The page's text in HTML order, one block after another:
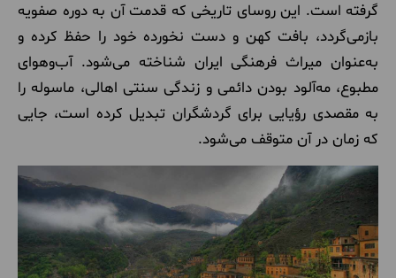
گرفته است. این روسای تاریخی که قدمت آن به دوره صفویه
بازمی‌گردد، بافت کهن و دست نخورده خود را حفظ کرده و
به‌عنوان میراث فرهنگی ایران شناخته می‌شود. آب‌وهوای
مطبوع، مه‌آلود بودن دائمی و زندگی سنتی اهالی، ماسوله را
به مقصدی رؤیایی برای گردشگران تبدیل کرده است، جایی
که زمان در آن متوقف می‌شود.